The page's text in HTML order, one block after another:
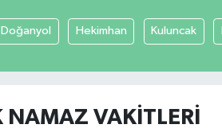
Doğanyol Hekimhan Kuluncak
NAMAZ VAKITLERI